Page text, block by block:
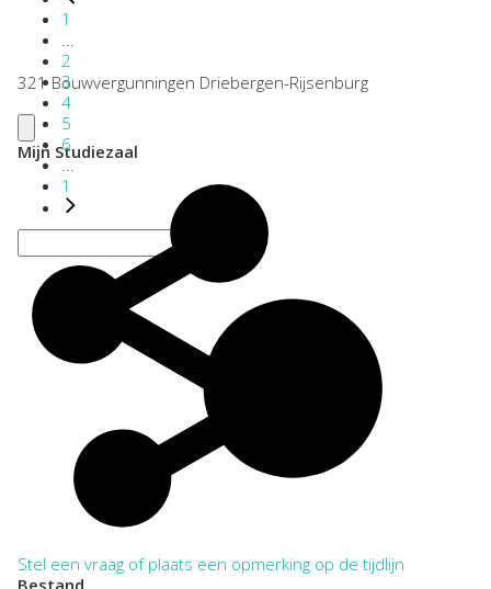
1
2
3
4
5
6
...
1
321 Bouwvergunningen Driebergen-Rijsenburg
Mijn Studiezaal
Stel een vraag of plaats een opmerking op de tijdlijn
Bestand